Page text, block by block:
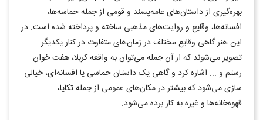
بهره‌گیری از داستان‌های عامه‌پسند و قومی از جمله حماسه‌ها،
افسانه‌ها، وقايع و روایت‌های مذهبی ساخته و پرداخته شده است. در
اين هنر گاهی وقايع مختلف در زمان‌های متفاوت در کنار يکديگر
تصوير می‌شوند که از آن جمله می‌توان به واقعه کربلا، هفت خوان
رستم و ... اشاره کرد و گاهی يک داستان حماسی يا افسانه‌ای، خيالی
سازی می‌شود که بيشتر در مکان‌های عمومی از جمله تکايا،
قهوه‌خانه‌ها و غيره به کار برده می‌شود.